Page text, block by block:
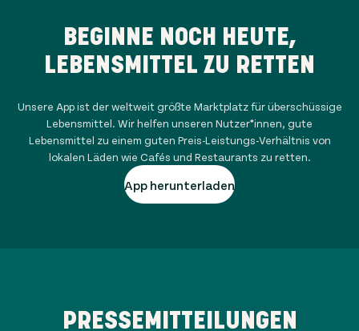
BEGINNE NOCH HEUTE,
LEBENSMITTEL ZU RETTEN
Unsere App ist der weltweit größte Marktplatz für überschüssige
Lebensmittel. Wir helfen unseren Nutzer*innen, gute
Lebensmittel zu einem guten Preis-Leistungs-Verhältnis von
lokalen Läden wie Cafés und Restaurants zu retten.
App herunterladen
PRESSEMITTEILUNGEN